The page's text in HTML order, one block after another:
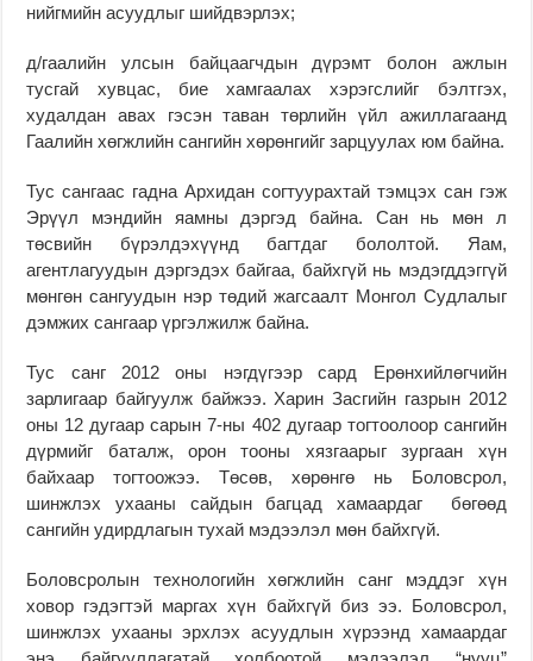
нийгмийн асуудлыг шийдвэрлэх;
д/гаалийн улсын байцаагчдын дүрэмт болон ажлын
тусгай хувцас, бие хамгаалах хэрэгслийг бэлтгэх,
худалдан авах гэсэн таван төрлийн үйл ажиллагаанд
Гаалийн хөгжлийн сангийн хөрөнгийг зарцуулах юм байна.
Тус сангаас гадна Архидан согтуурахтай тэмцэх сан гэж
Эрүүл мэндийн яамны дэргэд байна. Сан нь мөн л
төсвийн бүрэлдэхүүнд багтдаг бололтой. Яам,
агентлагуудын дэргэдэх байгаа, байхгүй нь мэдэгддэггүй
мөнгөн сангуудын нэр төдий жагсаалт Монгол Судлалыг
дэмжих сангаар үргэлжилж байна.
Тус санг 2012 оны нэгдүгээр сард Ерөнхийлөгчийн
зарлигаар байгуулж байжээ. Харин Засгийн газрын 2012
оны 12 дугаар сарын 7-ны 402 дугаар тогтоолоор сангийн
дүрмийг баталж, орон тооны хязгаарыг зургаан хүн
байхаар тогтоожээ. Төсөв, хөрөнгө нь Боловсрол,
шинжлэх ухааны сайдын багцад хамаардаг бөгөөд
сангийн удирдлагын тухай мэдээлэл мөн байхгүй.
Боловсролын технологийн хөгжлийн санг мэддэг хүн
ховор гэдэгтэй маргах хүн байхгүй биз ээ. Боловсрол,
шинжлэх ухааны эрхлэх асуудлын хүрээнд хамаардаг